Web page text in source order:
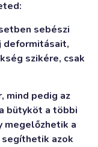
sebészi
deformitásait,
szikére, csak
mind pedig az
bütyköt a többi
a
azok